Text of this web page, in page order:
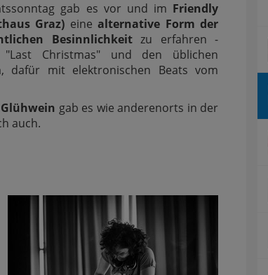
gab es vor und im Friendly
Graz) eine alternative Form der
Besinnlichkeitzu erfahren -
Christmas" und den üblichen
dafür mit elektronischen Beats vom
gab es wie anderenorts in der
auch.